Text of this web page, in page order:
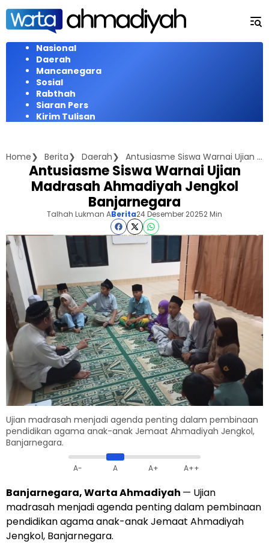
Langsung
konten
Nasional
Daerah
Mancanegara
Sosial
Rabthah
Siaran Pers
Kirim Tulisan
Home Berita Daerah Antusiasme Siswa Warnai Ujian Madrasah Ahmadiyah Jengkol Banjarnegara
Antusiasme Siswa Warnai Ujian
Madrasah Ahmadiyah Jengkol
Banjarnegara
Talhah Lukman ABerita24 Desember 20252 Min
Ujian madrasah menjadi agenda penting dalam pembinaan
pendidikan agama anak-anak Jemaat Ahmadiyah Jengkol,
Banjarnegara.
A- A A+ A++
Banjarnegara, Warta Ahmadiyah — Ujian
madrasah menjadi agenda penting dalam pembinaan
pendidikan agama anak-anak Jemaat Ahmadiyah
Jengkol, Banjarnegara.